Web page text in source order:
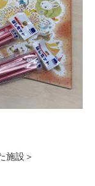
施設＞